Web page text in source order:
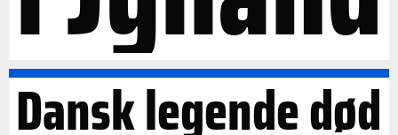
Dansk legende død